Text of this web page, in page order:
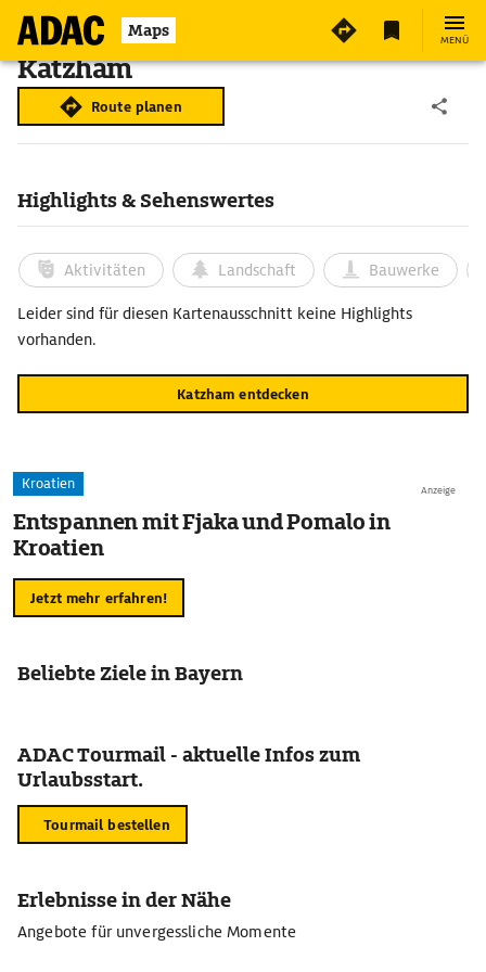
Maps MENÜ
Katzham
Route planen
Highlights & Sehenswertes
Aktivitäten Landschaft Bauwerke
Leider sind für diesen Kartenausschnitt keine Highlights
vorhanden.
Katzham entdecken
Anzeige
Kroatien
Entspannen mit Fjaka und Pomalo in
Kroatien
Jetzt mehr erfahren!
Beliebte Ziele in Bayern
ADAC Tourmail - aktuelle Infos zum
Urlaubsstart.
Tourmail bestellen
Erlebnisse in der Nähe
Angebote für unvergessliche Momente